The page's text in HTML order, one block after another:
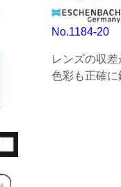
No.1184-20
レンズの収
色彩も正確